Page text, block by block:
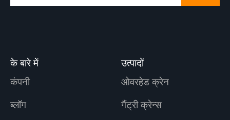
के बारे में
कंपनी
ब्लॉग
उत्पादों
ओवरहेड क्रेन
गैंट्री क्रेन्स